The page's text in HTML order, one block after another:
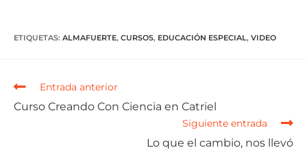
ETIQUETAS: ALMAFUERTE, CURSOS, EDUCACIÓN ESPECIAL, VIDEO
Entrada anterior
Curso Creando Con Ciencia en Catriel
Siguiente entrada
Lo que el cambio, nos llevó